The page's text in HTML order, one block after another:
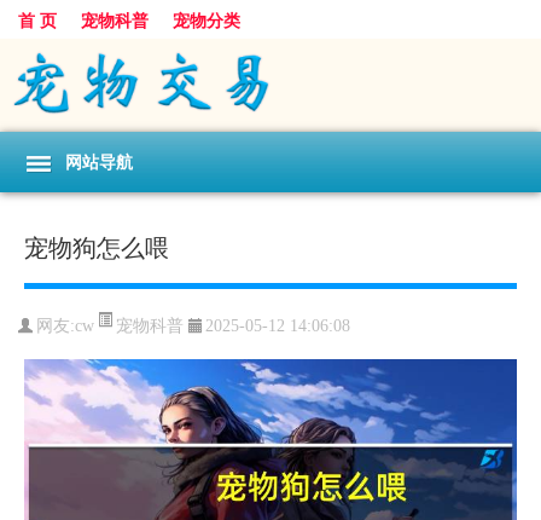
首 页 宠物科普 宠物分类
网站导航
宠物狗怎么喂
网友:cw 宠物科普 2025-05-12 14:06:08